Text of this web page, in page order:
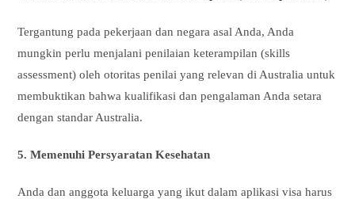
Tergantung pada pekerjaan dan negara asal Anda, Anda
mungkin perlu menjalani penilaian keterampilan (skills
assessment) oleh otoritas penilai yang relevan di Australia untuk
membuktikan bahwa kualifikasi dan pengalaman Anda setara
dengan standar Australia.
5. Memenuhi Persyaratan Kesehatan
Anda dan anggota keluarga yang ikut dalam aplikasi visa harus